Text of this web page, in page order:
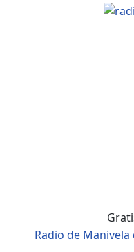
Radio de